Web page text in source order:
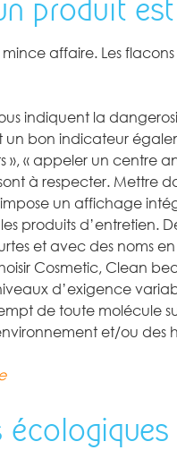
produit
affaire. Les
indiquent la
un bon indicateur
», « appeler un centre
à respecter. Mettre
un affichage
produits d’entretien.
et avec des noms
Cosmetic, Clean
d’exigence
de toute molécule
et/ou des